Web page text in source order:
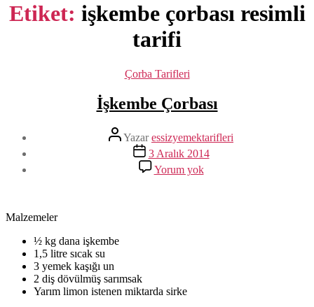
Etiket: işkembe çorbası resimli
tarifi
Kategoriler
Çorba Tarifleri
İşkembe Çorbası
Yazının
yazarı
Yazaressizyemektarifleri
Yazı
tarihi
3 Aralık 2014
Yorum yokİşkembe
Çorbası
Malzemeler
½ kg dana işkembe
1,5 litre sıcak su
3 yemek kaşığı un
2 diş dövülmüş sarımsak
Yarım limon istenen miktarda sirke